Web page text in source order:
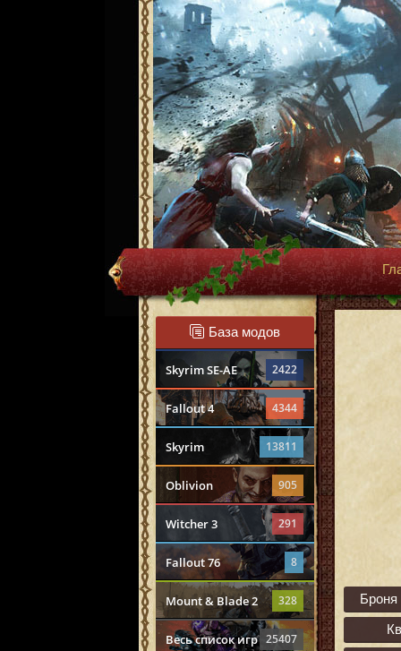
База модов
Skyrim SE-AE 2422
Fallout 4 4344
Skyrim 13811
Oblivion 905
Witcher 3 291
Fallout 76 8
Mount & Blade 2 328
Весь список игр 25407